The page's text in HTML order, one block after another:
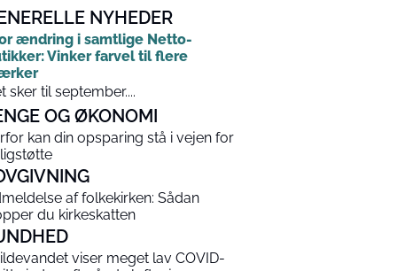
NYHEDER
ændring i samtlige Netto-
Vinker farvel til flere
sker til september....
OG ØKONOMI
kan din opsparing stå i vejen for
af folkekirken: Sådan
du kirkeskatten
viser meget lav COVID-